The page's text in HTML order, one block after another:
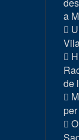
a
de